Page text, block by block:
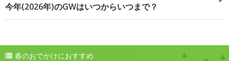
今年(2026年)のGWはいつからいつまで？
春のおでかけにおすすめ